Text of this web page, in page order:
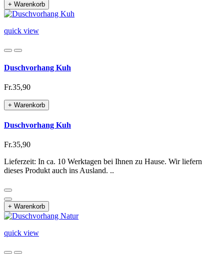
+ Warenkorb
quick view
Duschvorhang Kuh
Fr.35,90
+ Warenkorb
Duschvorhang Kuh
Fr.35,90
Lieferzeit: In ca. 10 Werktagen bei Ihnen zu Hause. Wir liefern
dieses Produkt auch ins Ausland. ..
+ Warenkorb
quick view